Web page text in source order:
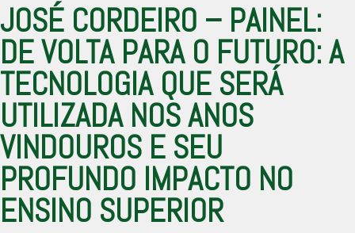
JOSÉ CORDEIRO – PAINEL:
DE VOLTA PARA O FUTURO: A
TECNOLOGIA QUE SERÁ
UTILIZADA NOS ANOS
VINDOUROS E SEU
PROFUNDO IMPACTO NO
ENSINO SUPERIOR